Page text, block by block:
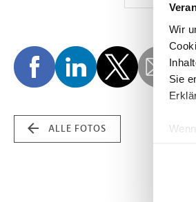
Wir
Sie
ALLE FOTOS